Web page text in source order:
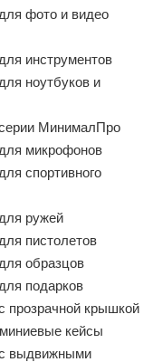
фото и видео
инструментов
ноутбуков и
МинималПро
микрофонов
спортивного
ружей
пистолетов
образцов
подарков
крышкой
кейсы
выдвижными